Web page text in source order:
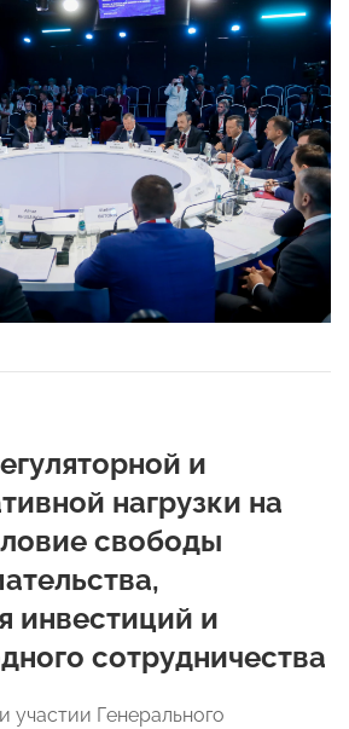
и
нагрузки на
свободы
инвестиций и
сотрудничества
участии Генерального